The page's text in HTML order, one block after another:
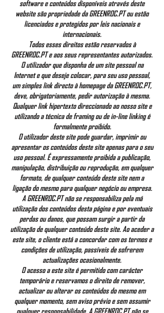
software e conteúdos disponíveis através deste
website são propriedade da GREENROC.PT ou estão
licenciados e protegidos por leis nacionais e
internacionais.
Todos esses direitos estão reservados à
GREENROC.PT e aos seus representantes autorizados.
O utilizador que disponha de um site pessoal na
Internet e que deseje colocar, para seu uso pessoal,
um simples link directo à homepage da GREENROC.PT,
deve, obrigatoriamente, pedir autorização à mesma.
Qualquer link hipertexto direccionado ao nosso site e
utilizando a técnica de framing ou de in-line linking é
formalmente proibido.
O utilizador deste site pode guardar, imprimir ou
apresentar os conteúdos deste site apenas para o seu
uso pessoal. É expressamente proibida a publicação,
manipulação, distribuição ou reprodução, em qualquer
formato, de qualquer conteúdo deste site nem a
ligação do mesmo para qualquer negócio ou empresa.
A GREENROC.PT não se responsabiliza pela má
utilização dos conteúdos desta página e por eventuais
perdas ou danos, que possam surgir a partir da
utilização de qualquer conteúdo deste site. Ao aceder a
este site, o cliente está a concordar com os termos e
condições de utilização, passíveis de sofrerem
actualizações ocasionalmente.
O acesso a este site é permitido com carácter
temporário e reservamos o direito de remover,
actualizar ou alterar os conteúdos do mesmo em
qualquer momento, sem aviso prévio e sem assumir
qualquer responsabilidade. A GREENROC.PT não se